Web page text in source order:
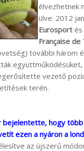
élvezhetnek
ülve. 2012
Eurosport és
Française de
további három
együttműködésüket,
vezető
terén.
bejelentette, hogy
ezen a nyáron a
az újszerű